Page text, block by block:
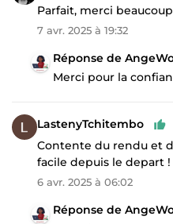
Parfait, merci
7 avr. 2025 à 19:32
Réponse de
Merci pour la
LastenyTchitembo
Contente du rendu et
facile depuis le depart !
6 avr. 2025 à 06:02
Réponse de